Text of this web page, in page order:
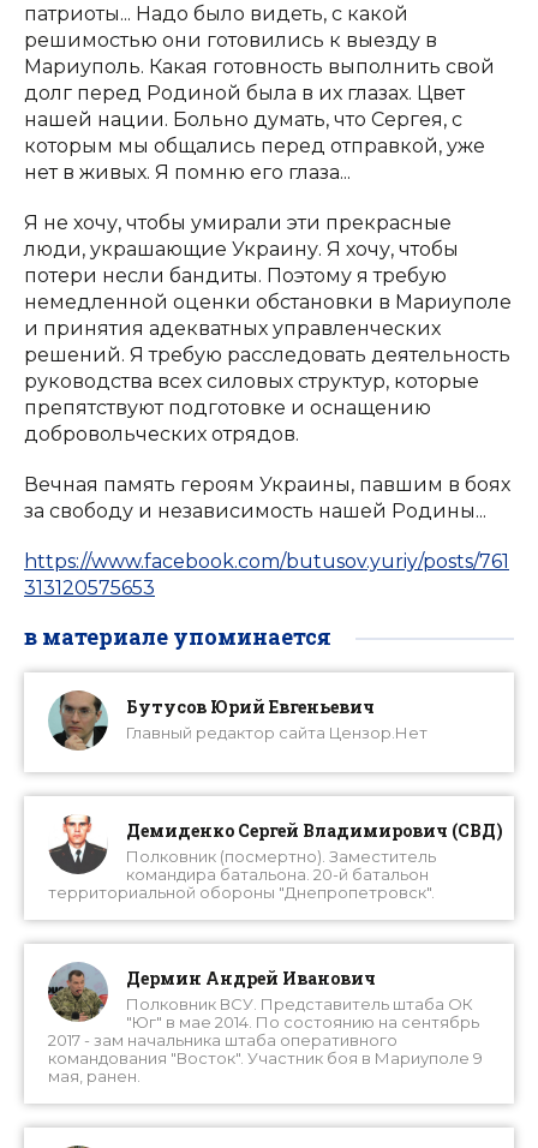
патриоты... Надо было видеть, с какой
решимостью они готовились к выезду в
Мариуполь. Какая готовность выполнить свой
долг перед Родиной была в их глазах. Цвет
нашей нации. Больно думать, что Сергея, с
которым мы общались перед отправкой, уже
нет в живых. Я помню его глаза...
Я не хочу, чтобы умирали эти прекрасные
люди, украшающие Украину. Я хочу, чтобы
потери несли бандиты. Поэтому я требую
немедленной оценки обстановки в Мариуполе
и принятия адекватных управленческих
решений. Я требую расследовать деятельность
руководства всех силовых структур, которые
препятствуют подготовке и оснащению
добровольческих отрядов.
Вечная память героям Украины, павшим в боях
за свободу и независимость нашей Родины...
https://www.facebook.com/butusov.yuriy/posts/761
313120575653
в материале упоминается
Бутусов Юрий Евгеньевич
Главный редактор сайта Цензор.Нет
Демиденко Сергей Владимирович (СВД)
Полковник (посмертно). Заместитель
командира батальона. 20-й батальон
территориальной обороны "Днепропетровск".
Дермин Андрей Иванович
Полковник ВСУ. Представитель штаба ОК
"Юг" в мае 2014. По состоянию на сентябрь
2017 - зам начальника штаба оперативного
командования "Восток". Участник боя в Мариуполе 9
мая, ранен.